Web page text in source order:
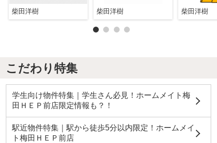
柴田洋樹 柴田洋樹 柴田洋樹
こだわり特集
学生向け物件特集｜学生さん必見！ホームメイト梅
田ＨＥＰ前店限定情報も？！
駅近物件特集｜駅から徒歩5分以内限定！ホームメイ
ト梅田ＨＥＰ前店